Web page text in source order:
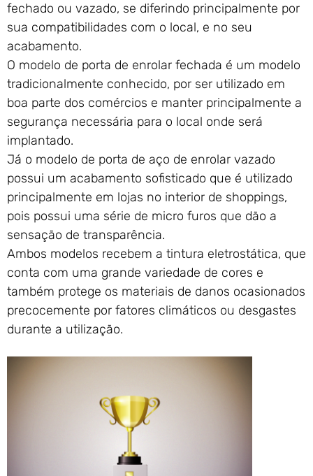
fechado ou vazado, se diferindo principalmente por
sua compatibilidades com o local, e no seu
acabamento.
O modelo de porta de enrolar fechada é um modelo
tradicionalmente conhecido, por ser utilizado em
boa parte dos comércios e manter principalmente a
segurança necessária para o local onde será
implantado.
Já o modelo de porta de aço de enrolar vazado
possui um acabamento sofisticado que é utilizado
principalmente em lojas no interior de shoppings,
pois possui uma série de micro furos que dão a
sensação de transparência.
Ambos modelos recebem a tintura eletrostática, que
conta com uma grande variedade de cores e
também protege os materiais de danos ocasionados
precocemente por fatores climáticos ou desgastes
durante a utilização.